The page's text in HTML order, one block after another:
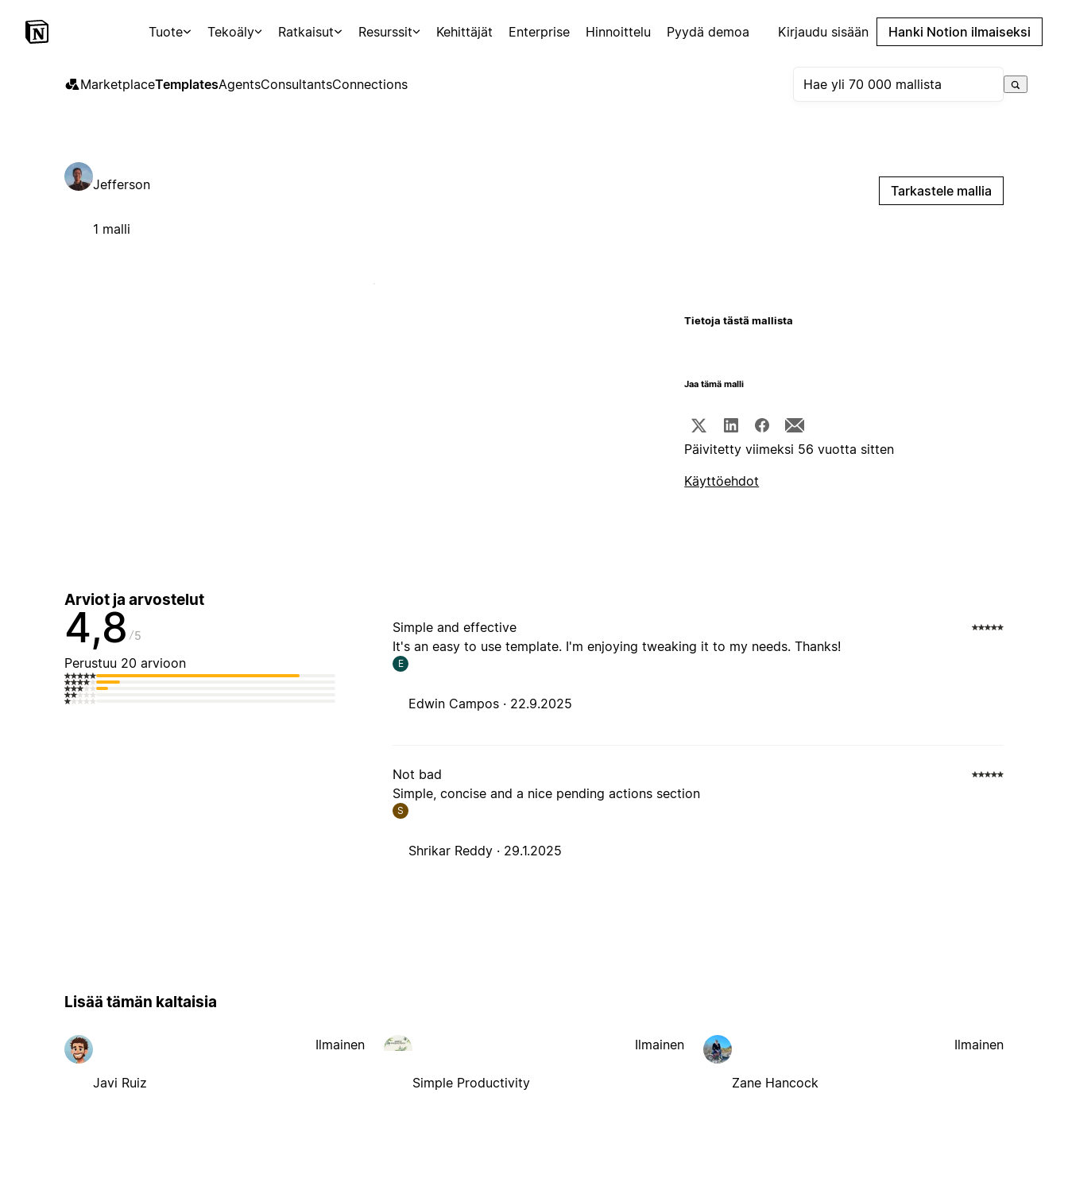
Tuote Tekoäly Ratkaisut Resurssit Kehittäjät Enterprise Hinnoittelu Pyydä demoa Kirjaudu sisään Hanki Notion ilmaiseksi
MarketplaceTemplatesAgentsConsultantsConnections
Jefferson
1 malli
Tarkastele mallia
Tietoja tästä mallista
Jaa tämä malli
Päivitetty viimeksi 56 vuotta sitten
Käyttöehdot
Arviot ja arvostelut
4,8 5
Perustuu 20 arvioon
Simple and effective
It's an easy to use template. I'm enjoying tweaking it to my needs. Thanks!
E
Edwin Campos · 22.9.2025
Not bad
Simple, concise and a nice pending actions section
S
Shrikar Reddy · 29.1.2025
Lisää tämän kaltaisia
Javi Ruiz
Ilmainen
Simple Productivity
Ilmainen
Zane Hancock
Ilmainen